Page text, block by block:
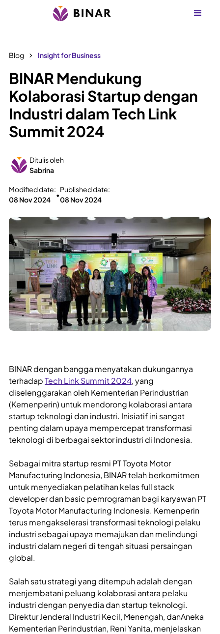
Blog Insight for Business
BINAR Mendukung
Kolaborasi Startup dengan
Industri dalam Tech Link
Summit 2024
Ditulis oleh
Sabrina
Modified date:
08 Nov 2024
•
Published date:
08 Nov 2024
BINAR dengan bangga menyatakan dukungannya
terhadapTech Link Summit 2024, yang
diselenggarakan oleh Kementerian Perindustrian
(Kemenperin) untuk mendorong kolaborasi antara
startup teknologi dan industri. Inisiatif ini sangat
penting dalam upaya mempercepat transformasi
teknologi di berbagai sektor industri di Indonesia.
Sebagai mitra startup resmi PT Toyota Motor
Manufacturing Indonesia, BINAR telah berkomitmen
untuk menyediakan pelatihan kelas full stack
developer dan basic pemrograman bagi karyawan PT
Toyota Motor Manufacturing Indonesia. Kemenperin
terus mengakselerasi transformasi teknologi pelaku
industri sebagai upaya memajukan dan melindungi
industri dalam negeri di tengah situasi persaingan
global.
Salah satu strategi yang ditempuh adalah dengan
menjembatani peluang kolaborasi antara pelaku
industri dengan penyedia dan startup teknologi.
Direktur Jenderal Industri Kecil, Menengah, danAneka
Kementerian Perindustrian, Reni Yanita, menjelaskan